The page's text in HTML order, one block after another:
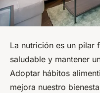
La nutrición es un pilar
saludable y mantener
Adoptar hábitos
mejora nuestro